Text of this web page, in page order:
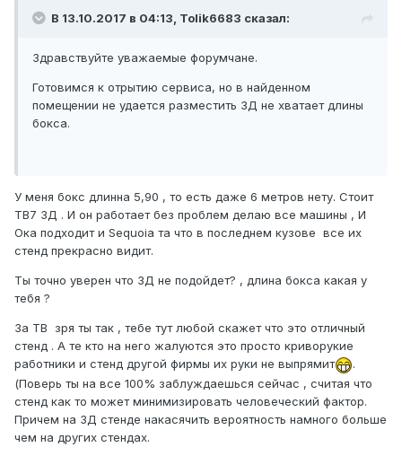
В 13.10.2017 в 04:13, Tolik6683 сказал:
Здравствуйте уважаемые форумчане.
Готовимся к отрытию сервиса, но в найденном
помещении не удается разместить 3Д не хватает длины
бокса.
У меня бокс длинна 5,90 , то есть даже 6 метров нету. Стоит
ТВ7 3Д . И он работает без проблем делаю все машины , И
Ока подходит и Sequoia та что в последнем кузове все их
стенд прекрасно видит.
Ты точно уверен что 3Д не подойдет? , длина бокса какая у
тебя ?
За ТВ зря ты так , тебе тут любой скажет что это отличный
стенд . А те кто на него жалуются это просто криворукие
работники и стенд другой фирмы их руки не выпрямит
.
(Поверь ты на все 100% заблуждаешься сейчас , считая что
стенд как то может минимизировать человеческий фактор.
Причем на 3Д стенде накасячить вероятность намного больше
чем на других стендах.